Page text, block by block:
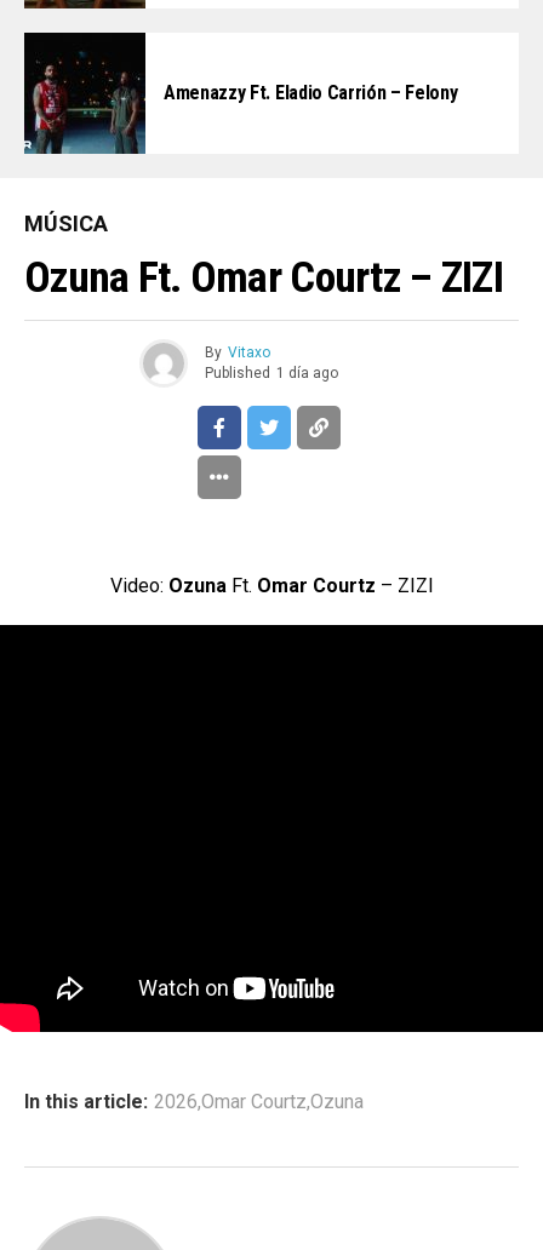
Amenazzy Ft. Eladio Carrión – Felony
MÚSICA
Ozuna Ft. Omar Courtz – ZIZI
By Vitaxo
Published 1 día ago
Video: Ozuna Ft. Omar Courtz – ZIZI
In this article: 2026,Omar Courtz,Ozuna